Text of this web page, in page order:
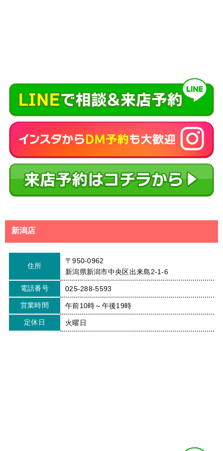
新潟店
住所
〒950-0962
新潟県新潟市中央区出来島2-1-6
電話番号 025-288-5593
営業時間 午前10時～午後19時
定休日 火曜日